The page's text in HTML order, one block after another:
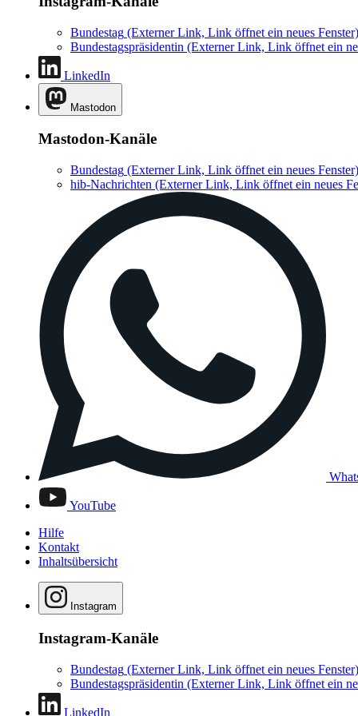
Bundestag (Externer Link, Link öffnet ein neues Fenster)
Bundestagspräsidentin (Externer Link, Link öffnet ein
LinkedIn
Mastodon
Mastodon-Kanäle
Bundestag (Externer Link, Link öffnet ein neues Fenster)
hib-Nachrichten (Externer Link, Link öffnet ein neues
YouTube
Hilfe
Kontakt
Inhaltsübersicht
Instagram
Instagram-Kanäle
Bundestag (Externer Link, Link öffnet ein neues Fenster)
Bundestagspräsidentin (Externer Link, Link öffnet ein
LinkedIn